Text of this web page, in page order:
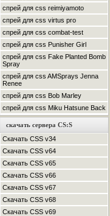
спрей для css reimiyamoto
спрей для css virtus pro
спрей для css combat-test
спрей для css Punisher Girl
спрей для css Fake Planted Bomb
Spray
спрей для css AMSprays Jenna
Renee
спрей для css Bob Marley
спрей для css Miku Hatsune Back
скачать сервера CS:S
Скачать CSS v34
Скачать CSS v64
Скачать CSS v65
Скачать CSS v66
Скачать CSS v67
Скачать CSS v68
Скачать CSS v69